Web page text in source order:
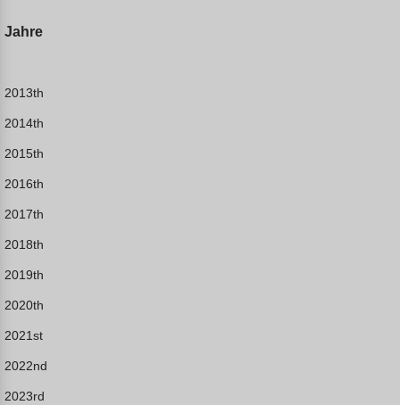
Jahre
2013th
2014th
2015th
2016th
2017th
2018th
2019th
2020th
2021st
2022nd
2023rd